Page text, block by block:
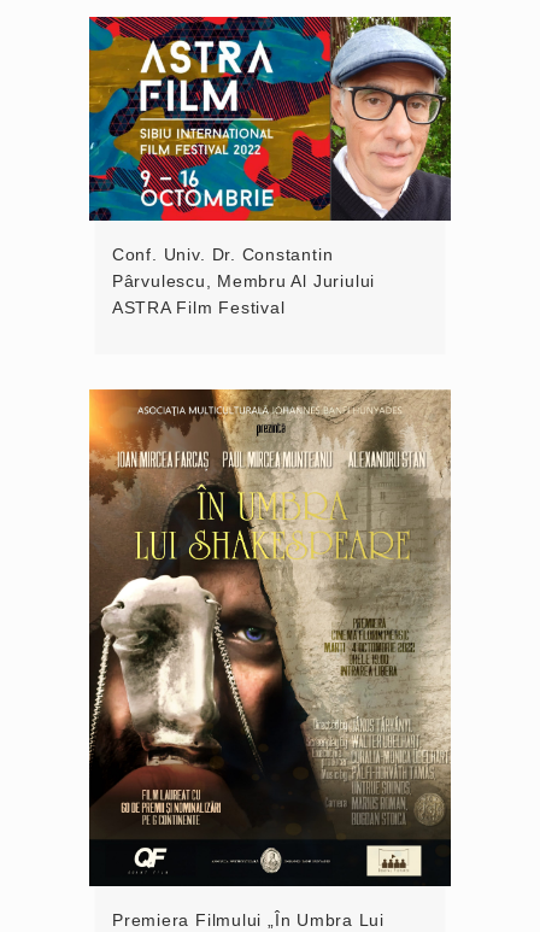
Conf. Univ. Dr. Constantin
Pârvulescu, Membru Al Juriului
ASTRA Film Festival
Premiera Filmului „În Umbra Lui